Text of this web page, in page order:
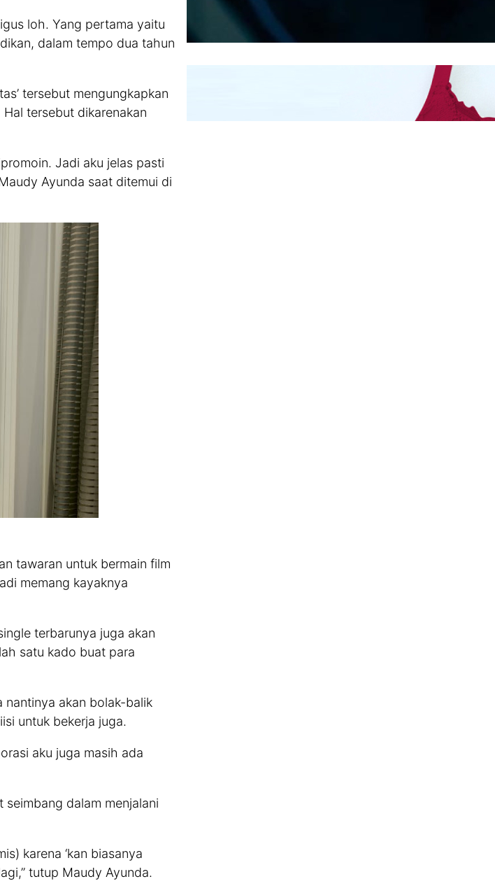
loh. Yang pertama yaitu
dalam tempo dua tahun
tersebut mengungkapkan
tersebut dikarenakan
Jadi aku jelas pasti
Ayunda saat ditemui di
tawaran untuk bermain film
memang kayaknya
terbarunya juga akan
satu kado buat para
nantinya akan bolak-balik
untuk bekerja juga.
aku juga masih ada
dalam menjalani
karena ‘kan biasanya
tutup Maudy Ayunda.
Mengintip Kepribadian
Wanita Dari Warna Bra